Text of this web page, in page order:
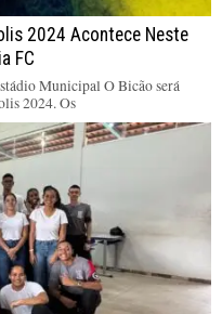
2024 Acontece Neste
FC
Municipal O Bicão será
2024. Os